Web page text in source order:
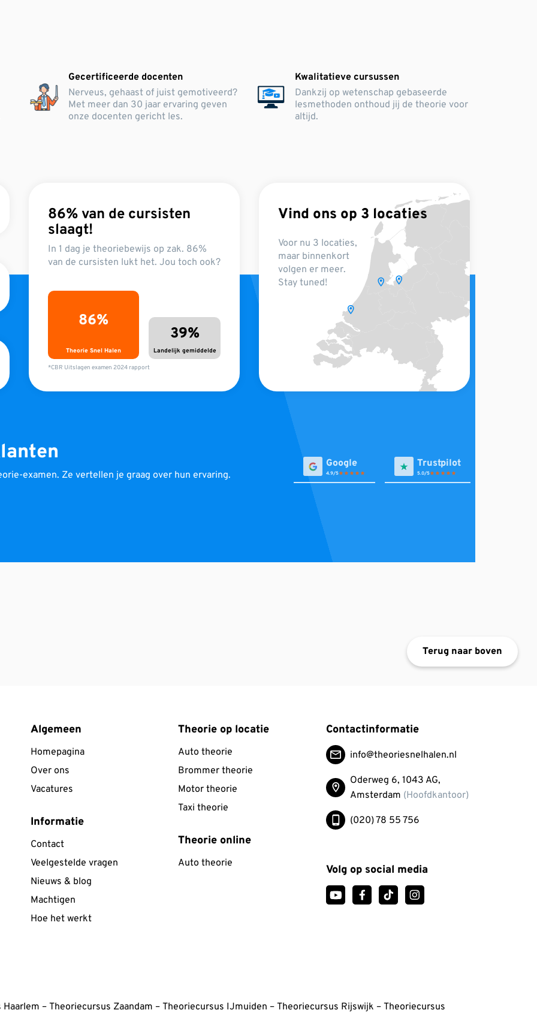
Gecertificeerde docenten
Nerveus, gehaast of juist gemotiveerd?
Met meer dan 30 jaar ervaring geven
onze docenten gericht les.
Kwalitatieve cursussen
Dankzij op wetenschap gebaseerde
lesmethoden onthoud jij de theorie voor
altijd.
86% van de cursisten
slaagt!
In 1 dag je theoriebewijs op zak. 86%
van de cursisten lukt het. Jou toch ook?
86%
Theorie Snel Halen
39%
Landelijk gemiddelde
*CBR Uitslagen examen 2024 rapport
Vind ons op 3 locaties
Voor nu 3 locaties,
maar binnenkort
volgen er meer.
Stay tuned!
examen. Ze vertellen je graag over hun ervaring. 4.9 5.0
on no on sense approach. Considering its a 1.5 days crash course, we focussed aptly on prime things
Terug naar boven
Algemeen
Homepagina
Over ons
Vacatures
Informatie
Contact
Veelgestelde vragen
Nieuws & blog
Machtigen
Hoe het werkt
Theorie op locatie
Auto theorie
Brommer theorie
Motor theorie
Taxi theorie
Theorie online
Auto theorie
Contactinformatie
info@theoriesnelhalen.nl
Oderweg 6, 1043 AG,
Amsterdam (Hoofdkantoor)
(020) 78 55 756
Volg op social media
Haarlem – Theoriecursus Zaandam – Theoriecursus IJmuiden – Theoriecursus Rijswijk – Theoriecursus